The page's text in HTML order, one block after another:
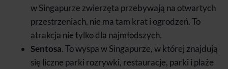
w Singapurze zwierzęta przebywają na otwartych
przestrzeniach, nie ma tam krat i ogrodzeń. To
atrakcja nie tylko dla najmłodszych.
Sentosa. To wyspa w Singapurze, w której znajdują
się liczne parki rozrywki, restauracje, parki i plaże